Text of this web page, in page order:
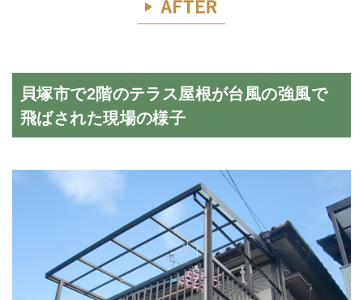
貝塚市で2階のテラス屋根が台風の強風で
飛ばされた現場の様子